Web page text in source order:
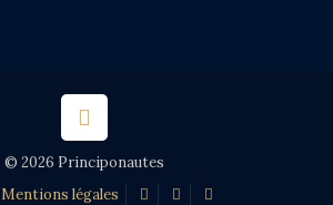
© 2026 Principonautes
Mentions légales